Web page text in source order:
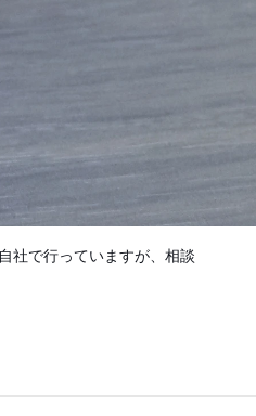
社で行っていますが、相談